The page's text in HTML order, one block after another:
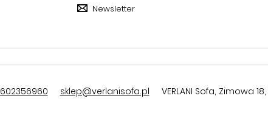
Newsletter
602356960 sklep@verlanisofa.pl VERLANI Sofa, Zimowa 18,